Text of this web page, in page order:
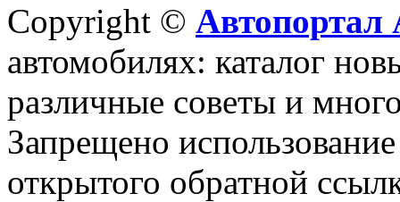
Copyright © Автопортал
автомобилях: каталог
различные советы и
Запрещено
открытого обратной